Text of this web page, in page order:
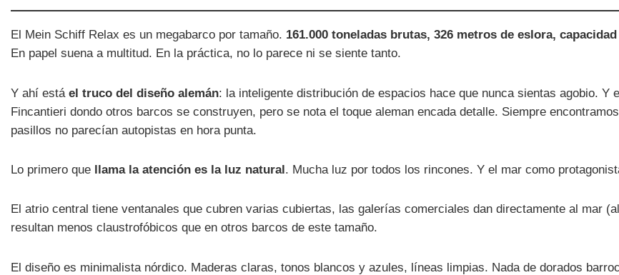
El Mein Schiff Relax es un megabarco por tamaño. 161.000 toneladas brutas, 326 metros de eslora,
En papel suena a multitud. En la práctica, no lo parece ni se siente tanto.
Y ahí está el truco del diseño alemán: la inteligente distribución de espacios hace que nunca sientas agobio.
Fincantieri dondo otros barcos se construyen, pero se nota el toque aleman encada detalle. Siempre
pasillos no parecían autopistas en hora punta.
Lo primero que llama la atención es la luz natural. Mucha luz por todos los rincones. Y el mar como
El atrio central tiene ventanales que cubren varias cubiertas, las galerías comerciales dan directamente al mar
resultan menos claustrofóbicos que en otros barcos de este tamaño.
El diseño es minimalista nórdico. Maderas claras, tonos blancos y azules, líneas limpias. Nada de dorados